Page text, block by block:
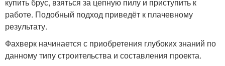
купить брус, взяться за цепную пилу и приступить к
работе. Подобный подход приведёт к плачевному
результату.
Фахверк начинается с приобретения глубоких знаний по
данному типу строительства и составления проекта.